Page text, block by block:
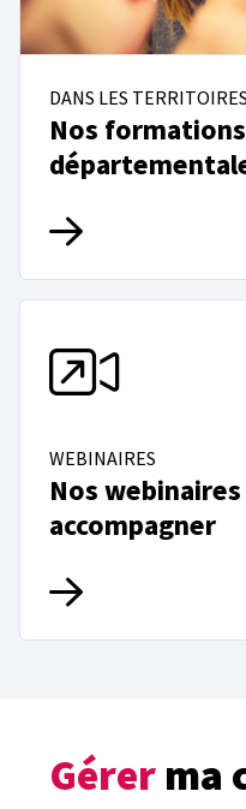
DANS LES TERRITOIRES
Nos
WEBINAIRES
Nos
accompagner
Gérerma